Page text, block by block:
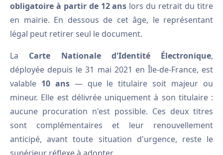
obligatoire à partir de 12 ans lors du retrait du titre
en mairie. En dessous de cet âge, le représentant
légal peut retirer seul le document.
La Carte Nationale d'Identité Électronique,
déployée depuis le 31 mai 2021 en Île-de-France, est
valable 10 ans— que le titulaire soit majeur ou
mineur. Elle est délivrée uniquement à son titulaire :
aucune procuration n'est possible. Ces deux titres
sont complémentaires et leur renouvellement
anticipé, avant toute situation d'urgence, reste le